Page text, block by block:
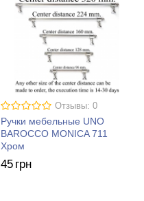
Отзывы: 0
Ручки мебельные UNO
BAROCCO MONICA 711
Хром
45 грн